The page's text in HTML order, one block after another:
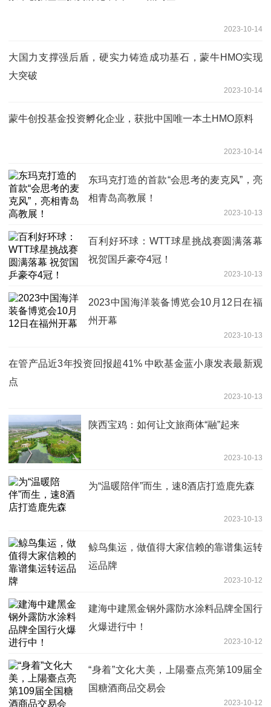
2023-10-14
大国力支撑强后盾，硬实力铸造成功基石，蒙牛HMO实现
大突破
2023-10-14
蒙牛创投基金投资孵化企业，获批中国唯一本土HMO原料
2023-10-14
东玛克打造的首款“会思考的麦克风”，亮
相青岛高教展！
2023-10-13
百利好环球：WTT球星挑战赛圆满落幕
祝贺国乒豪夺4冠！
2023-10-13
2023中国海洋装备博览会10月12日在福
州开幕
2023-10-13
在管产品近3年投资回报超41% 中欧基金蓝小康发表最新观
点
2023-10-13
陕西宝鸡：如何让文旅商体“融”起来
2023-10-13
为“温暖陪伴”而生，速8酒店打造鹿先森
2023-10-13
鲸鸟集运，做值得大家信赖的靠谱集运转
运品牌
2023-10-12
建海中建黑金钢外露防水涂料品牌全国行
火爆进行中！
2023-10-12
“身着”文化大美，上陽臺点亮第109届全
国糖酒商品交易会
2023-10-12